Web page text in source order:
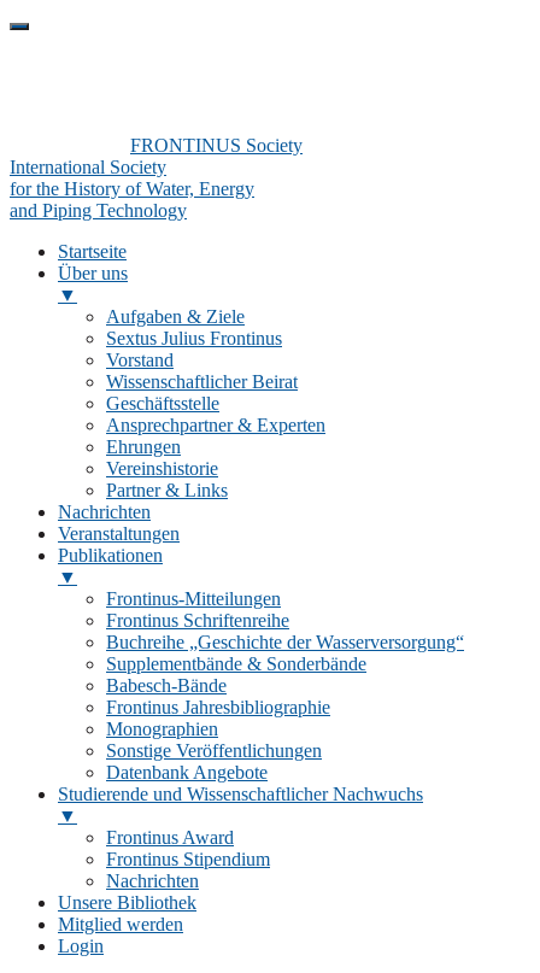
FRONTINUS Society
International Society
for the History of Water, Energy
and Piping Technology
Startseite
Über uns
▼
Aufgaben & Ziele
Sextus Julius Frontinus
Vorstand
Wissenschaftlicher Beirat
Geschäftsstelle
Ansprechpartner & Experten
Ehrungen
Vereinshistorie
Partner & Links
Nachrichten
Veranstaltungen
Publikationen
▼
Frontinus-Mitteilungen
Frontinus Schriftenreihe
Buchreihe „Geschichte der Wasserversorgung“
Supplementbände & Sonderbände
Babesch-Bände
Frontinus Jahresbibliographie
Monographien
Sonstige Veröffentlichungen
Datenbank Angebote
Studierende und Wissenschaftlicher Nachwuchs
▼
Frontinus Award
Frontinus Stipendium
Nachrichten
Unsere Bibliothek
Mitglied werden
Login